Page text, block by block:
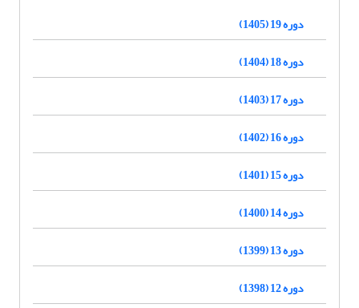
دوره 19 (1405)
دوره 18 (1404)
دوره 17 (1403)
دوره 16 (1402)
دوره 15 (1401)
دوره 14 (1400)
دوره 13 (1399)
دوره 12 (1398)